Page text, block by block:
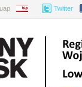
BIP Twitter